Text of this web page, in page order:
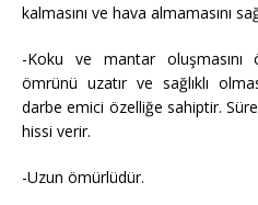
kalmasını ve hava almamasını
-Koku ve mantar oluşmasını
ömrünü uzatır ve sağlıklı
darbe emici özelliğe sahiptir.
hissi verir.
-Uzun ömürlüdür.